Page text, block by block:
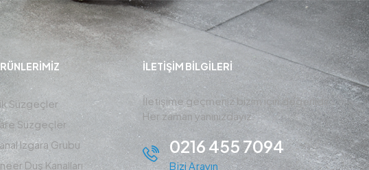
Süzgeçler
Süzgeçler
Izgara Grubu
Duş Kanalları
İLETIŞIM BİLGİLERİ
İletişime geçmeniz bizim için değerlidir ,
Her zaman yanınızdayız.
0216 455 7094
Bizi Arayın